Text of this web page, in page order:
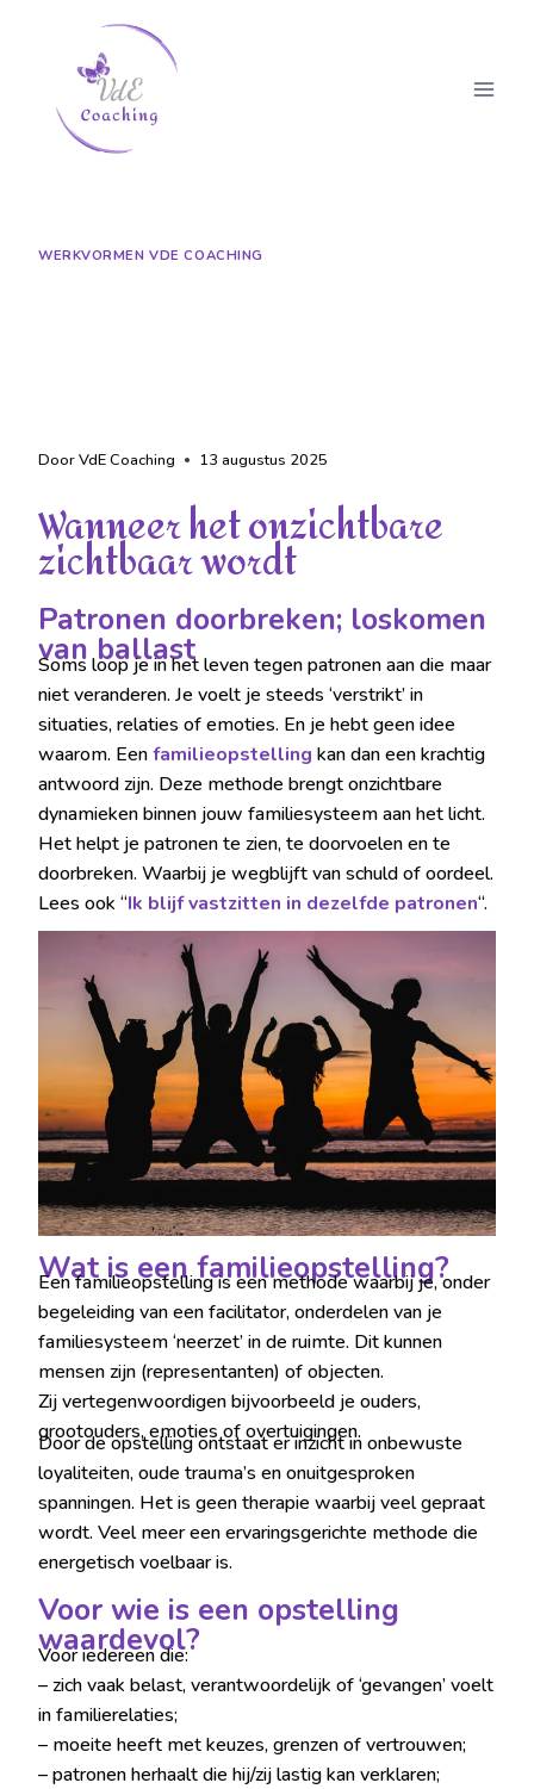
WERKVORMEN VDE COACHING
DoorVdE Coaching 13 augustus 2025
Wanneer het onzichtbare
zichtbaar wordt
Patronen doorbreken; loskomen
van ballast
Soms loop je in het leven tegen patronen aan die maar
niet veranderen. Je voelt je steeds ‘verstrikt’ in
situaties, relaties of emoties. En je hebt geen idee
waarom. Eenfamilieopstelling kan dan een krachtig
antwoord zijn. Deze methode brengt onzichtbare
dynamieken binnen jouw familiesysteem aan het licht.
Het helpt je patronen te zien, te doorvoelen en te
doorbreken. Waarbij je wegblijft van schuld of oordeel.
Lees ook “Ik blijf vastzitten in dezelfde patronen“.
Wat is een familieopstelling?
Een familieopstelling is een methode waarbij je, onder
begeleiding van een facilitator, onderdelen van je
familiesysteem ‘neerzet’ in de ruimte. Dit kunnen
mensen zijn (representanten) of objecten.
Zij vertegenwoordigen bijvoorbeeld je ouders,
grootouders, emoties of overtuigingen.
Door de opstelling ontstaat er inzicht in onbewuste
loyaliteiten, oude trauma’s en onuitgesproken
spanningen. Het is geen therapie waarbij veel gepraat
wordt. Veel meer een ervaringsgerichte methode die
energetisch voelbaar is.
Voor wie is een opstelling
waardevol?
Voor iedereen die:
– zich vaak belast, verantwoordelijk of ‘gevangen’ voelt
in familierelaties;
– moeite heeft met keuzes, grenzen of vertrouwen;
– patronen herhaalt die hij/zij lastig kan verklaren;